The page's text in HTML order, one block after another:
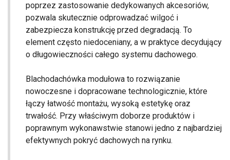
poprzez zastosowanie dedykowanych akcesoriów,
pozwala skutecznie odprowadzać wilgoć i
zabezpiecza konstrukcję przed degradacją. To
element często niedoceniany, a w praktyce decydujący
o długowieczności całego systemu dachowego.
Blachodachówka modułowa to rozwiązanie
nowoczesne i dopracowane technologicznie, które
łączy łatwość montażu, wysoką estetykę oraz
trwałość. Przy właściwym doborze produktów i
poprawnym wykonawstwie stanowi jedno z najbardziej
efektywnych pokryć dachowych na rynku.